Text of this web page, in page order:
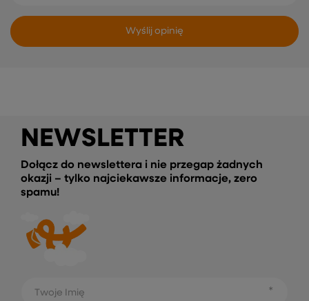
Wyślij opinię
NEWSLETTER
Dołącz do newslettera i nie przegap żadnych
okazji – tylko najciekawsze informacje, zero
spamu!
Twoje Imię